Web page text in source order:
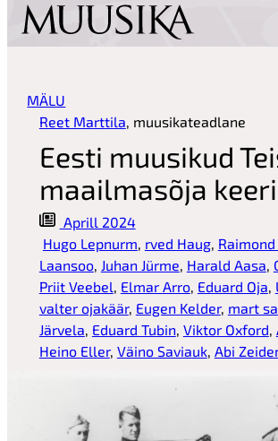
sisu
juurde
MÄLU
Reet Marttila muusikateadlane
Eesti muusikud
maailmasõja
Aprill 2024
Hugo Lepnurm rved Haug,
Laansoo, Juhan Jürme Harald Aasa
Priit Veebel Elmar Arro, Eduard Oja
valter ojakäär, Eugen Kelder, mart
Järvela Eduard Tubin Viktor Oxford
Heino Eller, Väino Saviauk, Abi